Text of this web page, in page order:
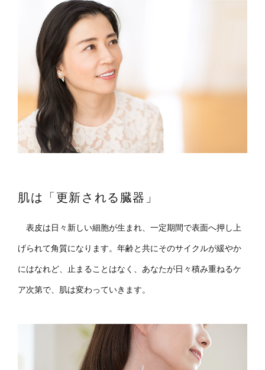
肌は「更新される臓器」
表皮は日々新しい細胞が生まれ、一定期間で表面へ押し上
げられて角質になります。年齢と共にそのサイクルが緩やか
にはなれど、止まることはなく、あなたが日々積み重ねるケ
ア次第で、肌は変わっていきます。